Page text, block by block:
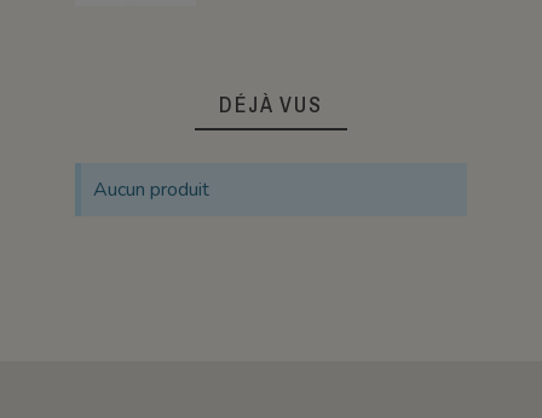
DÉJÀ VUS
Aucun produit